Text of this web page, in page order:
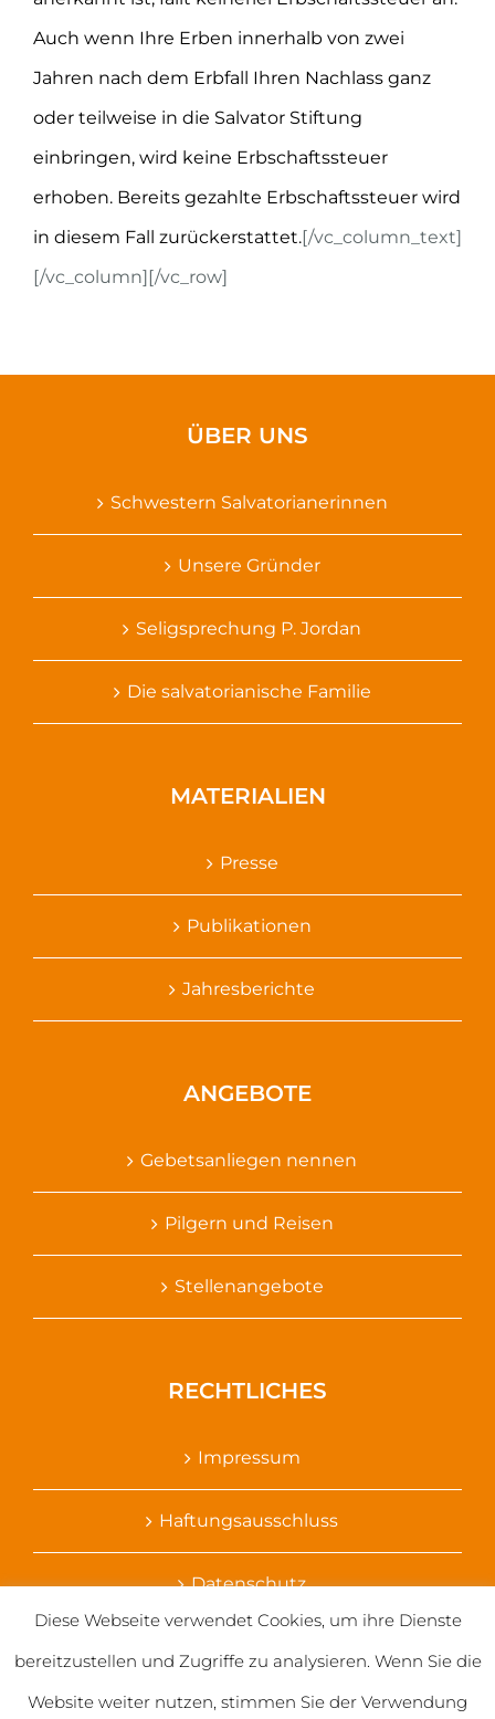
Auch wenn Ihre Erben innerhalb von zwei
Jahren nach dem Erbfall Ihren Nachlass ganz
oder teilweise in die Salvator Stiftung
einbringen, wird keine Erbschaftssteuer
erhoben. Bereits gezahlte Erbschaftssteuer wird
in diesem Fall zurückerstattet.[/vc_column_text]
[/vc_column][/vc_row]
ÜBER UNS
Schwestern Salvatorianerinnen
Unsere Gründer
Seligsprechung P. Jordan
Die salvatorianische Familie
MATERIALIEN
Presse
Publikationen
Jahresberichte
ANGEBOTE
Gebetsanliegen nennen
Pilgern und Reisen
Stellenangebote
RECHTLICHES
Impressum
Haftungsausschluss
Datenschutz
Diese Webseite verwendet Cookies, um ihre Dienste
bereitzustellen und Zugriffe zu analysieren. Wenn Sie die
Website weiter nutzen, stimmen Sie der Verwendung